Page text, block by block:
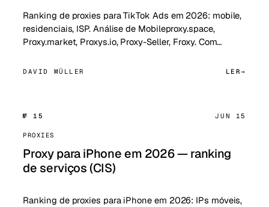
Ranking de proxies para TikTok Ads em 2026: mobile,
residenciais, ISP. Análise de Mobileproxy.space,
Proxy.market, Proxys.io, Proxy-Seller, Froxy. Com…
DAVID MÜLLER LER
№ 15 JUN 15
PROXIES
Proxy para iPhone em 2026 — ranking
de serviços (CIS)
Ranking de proxies para iPhone em 2026: IPs móveis,